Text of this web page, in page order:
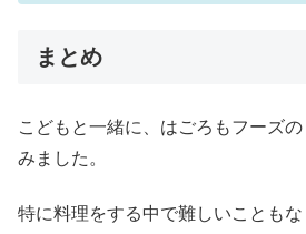
まとめ
こどもと一緒に、はごろもフーズ
みました。
特に料理をする中で難しいことも